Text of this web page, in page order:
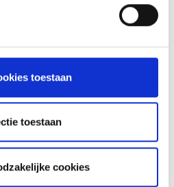
toestaan
toestaan
cookies
220 VANAF